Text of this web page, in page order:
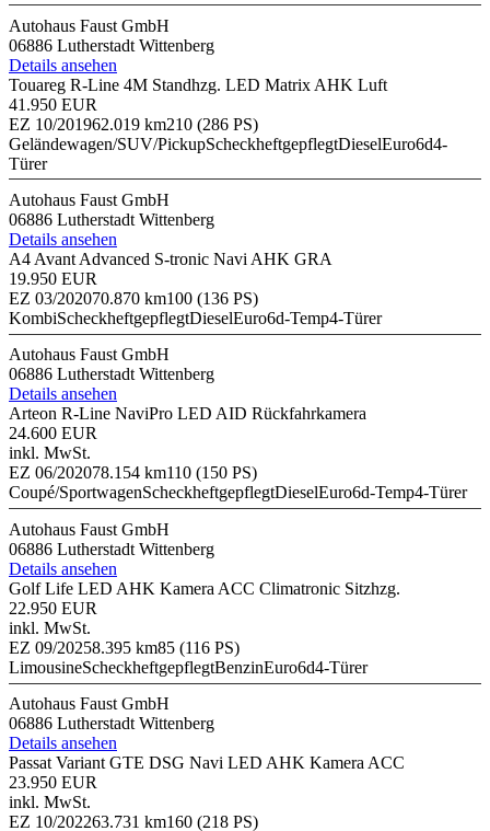
Autohaus Faust GmbH
06886 Lutherstadt Wittenberg
Details ansehen
Touareg R-Line 4M Standhzg. LED Matrix AHK Luft
41.950 EUR
EZ 10/201962.019 km210 (286 PS)
Geländewagen/SUV/PickupScheckheftgepflegtDieselEuro6d4-
Türer
Autohaus Faust GmbH
06886 Lutherstadt Wittenberg
Details ansehen
A4 Avant Advanced S-tronic Navi AHK GRA
19.950 EUR
EZ 03/202070.870 km100 (136 PS)
KombiScheckheftgepflegtDieselEuro6d-Temp4-Türer
Autohaus Faust GmbH
06886 Lutherstadt Wittenberg
Details ansehen
Arteon R-Line NaviPro LED AID Rückfahrkamera
24.600 EUR
inkl. MwSt.
EZ 06/202078.154 km110 (150 PS)
Coupé/SportwagenScheckheftgepflegtDieselEuro6d-Temp4-Türer
Autohaus Faust GmbH
06886 Lutherstadt Wittenberg
Details ansehen
Golf Life LED AHK Kamera ACC Climatronic Sitzhzg.
22.950 EUR
inkl. MwSt.
EZ 09/20258.395 km85 (116 PS)
LimousineScheckheftgepflegtBenzinEuro6d4-Türer
Autohaus Faust GmbH
06886 Lutherstadt Wittenberg
Details ansehen
Passat Variant GTE DSG Navi LED AHK Kamera ACC
23.950 EUR
inkl. MwSt.
EZ 10/202263.731 km160 (218 PS)